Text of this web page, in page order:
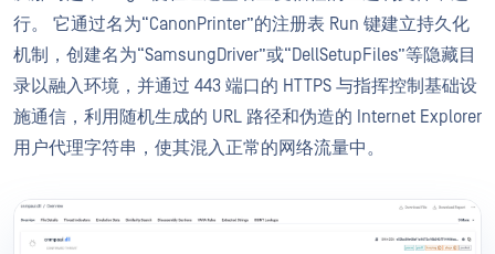
行。 它通过名为“CanonPrinter”的注册表 Run 键建立持久化
机制，创建名为“SamsungDriver”或“DellSetupFiles”等隐藏目
录以融入环境，并通过 443 端口的 HTTPS 与指挥控制基础设
施通信，利用随机生成的 URL 路径和伪造的 Internet Explorer
用户代理字符串，使其混入正常的网络流量中。